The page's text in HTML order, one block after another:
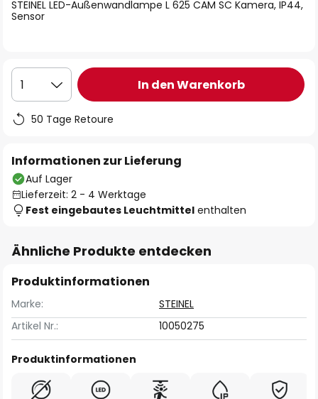
STEINEL LED-Außenwandlampe L 625 CAM SC Kamera, IP44,
Sensor
1 In den Warenkorb
50 Tage Retoure
Informationen zur Lieferung
Auf Lager
Lieferzeit: 2 - 4 Werktage
Fest eingebautes Leuchtmittel enthalten
Ähnliche Produkte entdecken
Produktinformationen
Marke:
STEINEL
Artikel Nr.:
10050275
Produktinformationen